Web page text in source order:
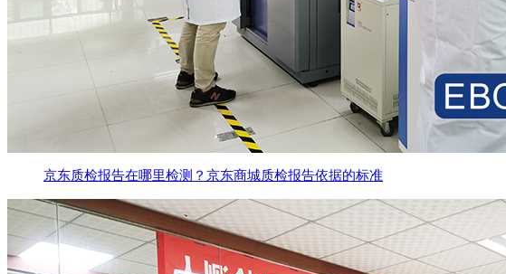
京东质检报告在哪里检测？京东商城质检报告依据的标准